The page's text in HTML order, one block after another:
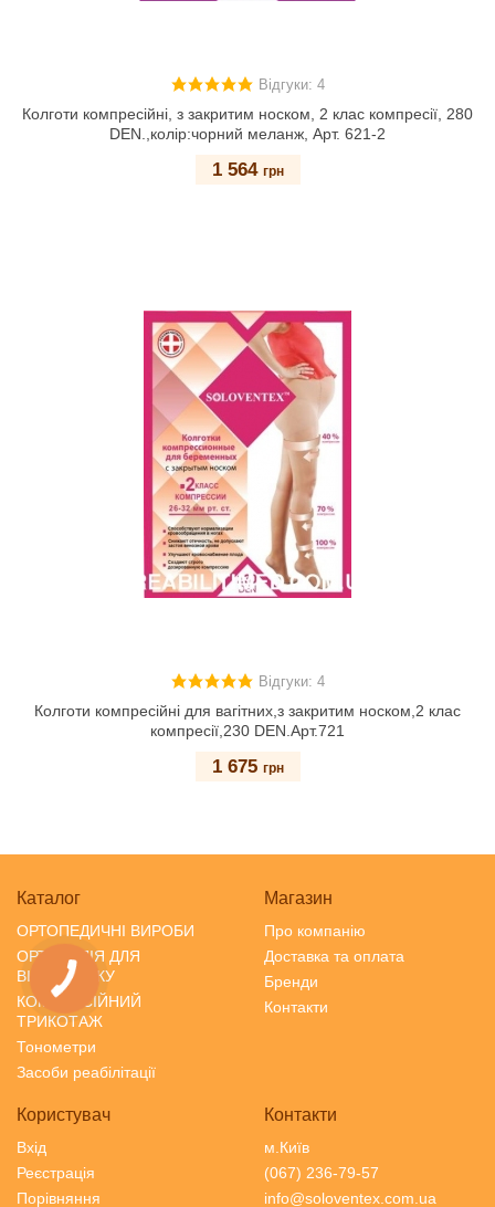
Відгуки: 4
Колготи компресійні, з закритим носком, 2 клас компресії, 280
DEN.,колір:чорний меланж, Арт. 621-2
1 564 грн
Відгуки: 4
Колготи компресійні для вагітних,з закритим носком,2 клас
компресії,230 DEN.Арт.721
1 675 грн
Каталог
ОРТОПЕДИЧНІ ВИРОБИ
ОРТОПЕДІЯ ДЛЯ
ВІДПОЧИНКУ
КОМПРЕСІЙНИЙ
ТРИКОТАЖ
Тонометри
Засоби реабілітації
Магазин
Про компанію
Доставка та оплата
Бренди
Контакти
Користувач
Вхід
Реєстрація
Порівняння
Контакти
м.Київ
(067) 236-79-57
info@soloventex.com.ua